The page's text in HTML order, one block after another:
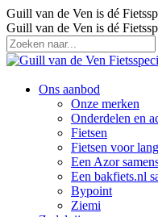
Guill van de Ven is dé
Guill van de Ven is dé
Ons aanbod
Onze merken
Onderdelen en
Fietsen
Fietsen voor
Een Azor
Een bakfiets.nl
Bypoint
Ziemi